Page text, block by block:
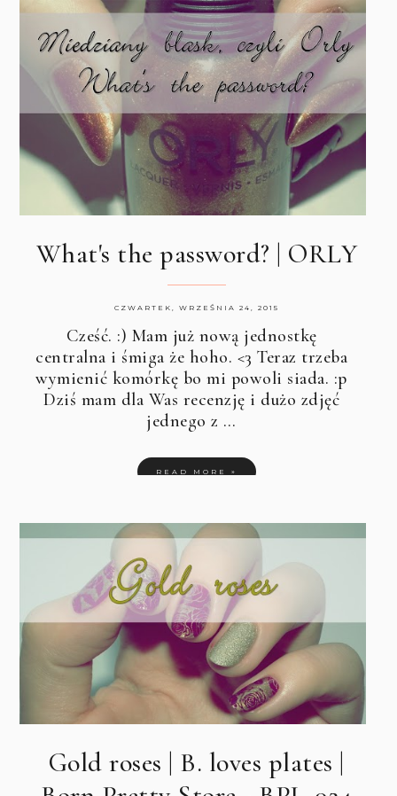
What's the password? | ORLY
CZWARTEK, WRZEŚNIA 24, 2015
Cześć. :) Mam już nową jednostkę
centralna i śmiga że hoho. <3 Teraz trzeba
wymienić komórkę bo mi powoli siada. :p
Dziś mam dla Was recenzję i dużo zdjęć
jednego z …
READ MORE »
Gold roses | B. loves plates |